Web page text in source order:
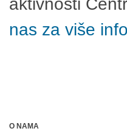
nas za više
O NAMA